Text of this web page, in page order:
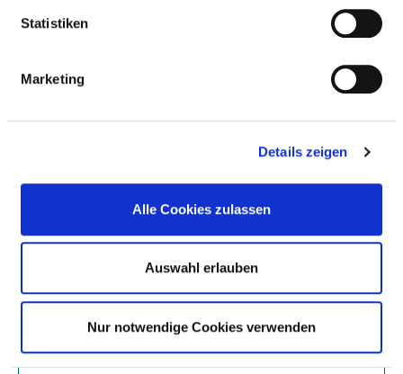
Statistiken
Marketing
Details zeigen
Alle Cookies zulassen
Auswahl erlauben
Nur notwendige Cookies verwenden
Vollstationäre Fallzahl: 12.051
Teilstationäre Fallzahl: 422
Ambulante Fallzahl: 15.681
Krankenhausträger: St. Vinzenz gGmbH,
Art des Trägers: freigemeinnützig